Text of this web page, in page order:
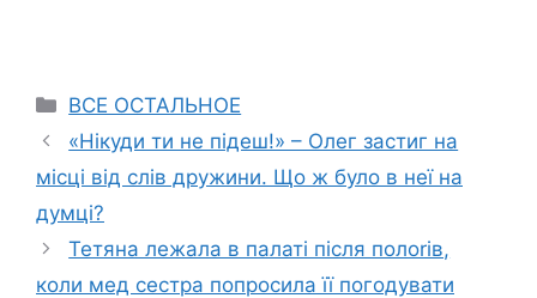
Categories
ВСЕ ОСТАЛЬНОЕ
«Нікуди ти не підеш!» – Олег застиг на
місці від слів дружини. Що ж було в неї на
думці?
Тетяна лежала в палаті після полоrів,
коли мед сестра попросила її погодувати